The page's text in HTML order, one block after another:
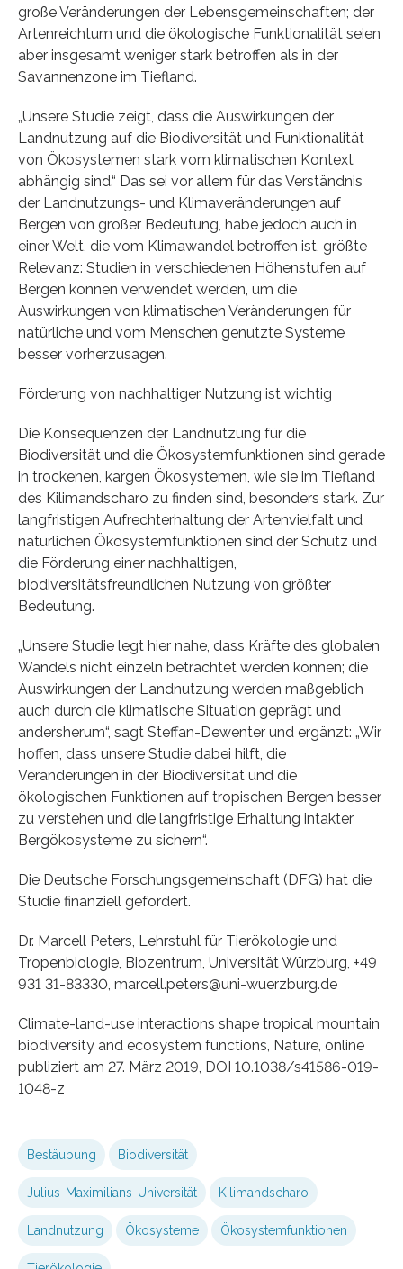
große Veränderungen der Lebensgemeinschaften; der
Artenreichtum und die ökologische Funktionalität seien
aber insgesamt weniger stark betroffen als in der
Savannenzone im Tiefland.
„Unsere Studie zeigt, dass die Auswirkungen der
Landnutzung auf die Biodiversität und Funktionalität
von Ökosystemen stark vom klimatischen Kontext
abhängig sind.“ Das sei vor allem für das Verständnis
der Landnutzungs- und Klimaveränderungen auf
Bergen von großer Bedeutung, habe jedoch auch in
einer Welt, die vom Klimawandel betroffen ist, größte
Relevanz: Studien in verschiedenen Höhenstufen auf
Bergen können verwendet werden, um die
Auswirkungen von klimatischen Veränderungen für
natürliche und vom Menschen genutzte Systeme
besser vorherzusagen.
Förderung von nachhaltiger Nutzung ist wichtig
Die Konsequenzen der Landnutzung für die
Biodiversität und die Ökosystemfunktionen sind gerade
in trockenen, kargen Ökosystemen, wie sie im Tiefland
des Kilimandscharo zu finden sind, besonders stark. Zur
langfristigen Aufrechterhaltung der Artenvielfalt und
natürlichen Ökosystemfunktionen sind der Schutz und
die Förderung einer nachhaltigen,
biodiversitätsfreundlichen Nutzung von größter
Bedeutung.
„Unsere Studie legt hier nahe, dass Kräfte des globalen
Wandels nicht einzeln betrachtet werden können; die
Auswirkungen der Landnutzung werden maßgeblich
auch durch die klimatische Situation geprägt und
andersherum“, sagt Steffan-Dewenter und ergänzt: „Wir
hoffen, dass unsere Studie dabei hilft, die
Veränderungen in der Biodiversität und die
ökologischen Funktionen auf tropischen Bergen besser
zu verstehen und die langfristige Erhaltung intakter
Bergökosysteme zu sichern“.
Die Deutsche Forschungsgemeinschaft (DFG) hat die
Studie finanziell gefördert.
Dr. Marcell Peters, Lehrstuhl für Tierökologie und
Tropenbiologie, Biozentrum, Universität Würzburg, +49
931 31-83330, marcell.peters@uni-wuerzburg.de
Climate-land-use interactions shape tropical mountain
biodiversity and ecosystem functions, Nature, online
publiziert am 27. März 2019, DOI 10.1038/s41586-019-
1048-z
Bestäubung Biodiversität
Julius-Maximilians-Universität Kilimandscharo
Landnutzung Ökosysteme Ökosystemfunktionen